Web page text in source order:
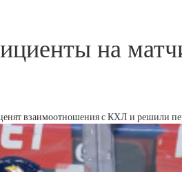
на
взаимоотношения с КХЛ и решили